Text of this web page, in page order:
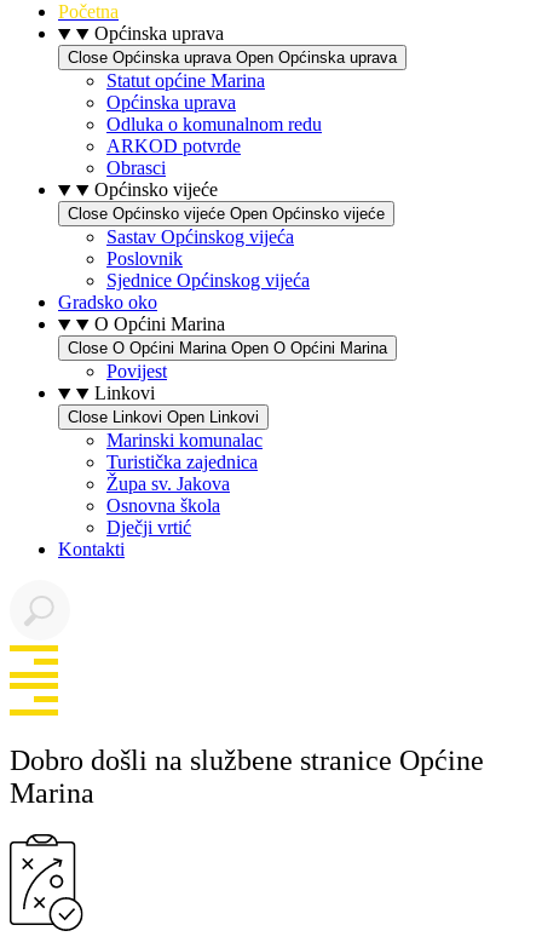
Početna
Općinska uprava
Close Općinska uprava Open Općinska uprava
Statut općine Marina
Općinska uprava
Odluka o komunalnom redu
ARKOD potvrde
Obrasci
Općinsko vijeće
Close Općinsko vijeće Open Općinsko vijeće
Sastav Općinskog vijeća
Poslovnik
Sjednice Općinskog vijeća
Gradsko oko
O Općini Marina
Close O Općini Marina Open O Općini Marina
Povijest
Linkovi
Close Linkovi Open Linkovi
Marinski komunalac
Turistička zajednica
Župa sv. Jakova
Osnovna škola
Dječji vrtić
Kontakti
Dobro došli na službene stranice Općine
Marina